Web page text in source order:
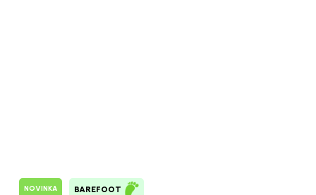
NOVINKA BAREFOOT